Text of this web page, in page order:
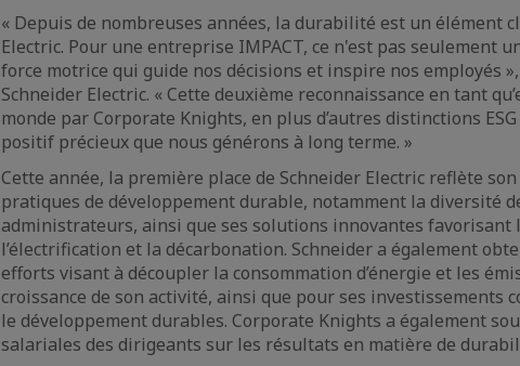
« Depuis de nombreuses années, la durabilité est un élément
Electric. Pour une entreprise IMPACT, ce n'est pas seulement
force motrice qui guide nos décisions et inspire nos employés
Schneider Electric. « Cette deuxième reconnaissance en tant
monde par Corporate Knights, en plus d’autres distinctions
positif précieux que nous générons à long terme. »
Cette année, la première place de Schneider Electric reflète
pratiques de développement durable, notamment la diversité
administrateurs, ainsi que ses solutions innovantes favorisant
l’électrification et la décarbonation. Schneider a également
efforts visant à découpler la consommation d’énergie et les
croissance de son activité, ainsi que pour ses investissements
le développement durables. Corporate Knights a également
salariales des dirigeants sur les résultats en matière de